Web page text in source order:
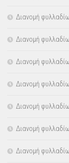
Διανομή
Διανομή
Διανομή
Διανομή
Διανομή
Διανομή
Διανομή